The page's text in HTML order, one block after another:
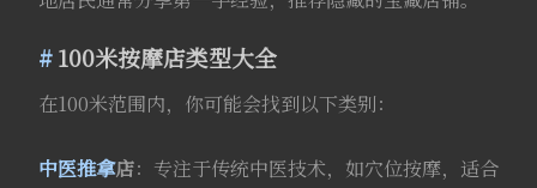
100米按摩店类型大全
在100米范围内，你可能会找到以下类别：
中医推拿店：专注于传统中医技术，如穴位按摩，适合